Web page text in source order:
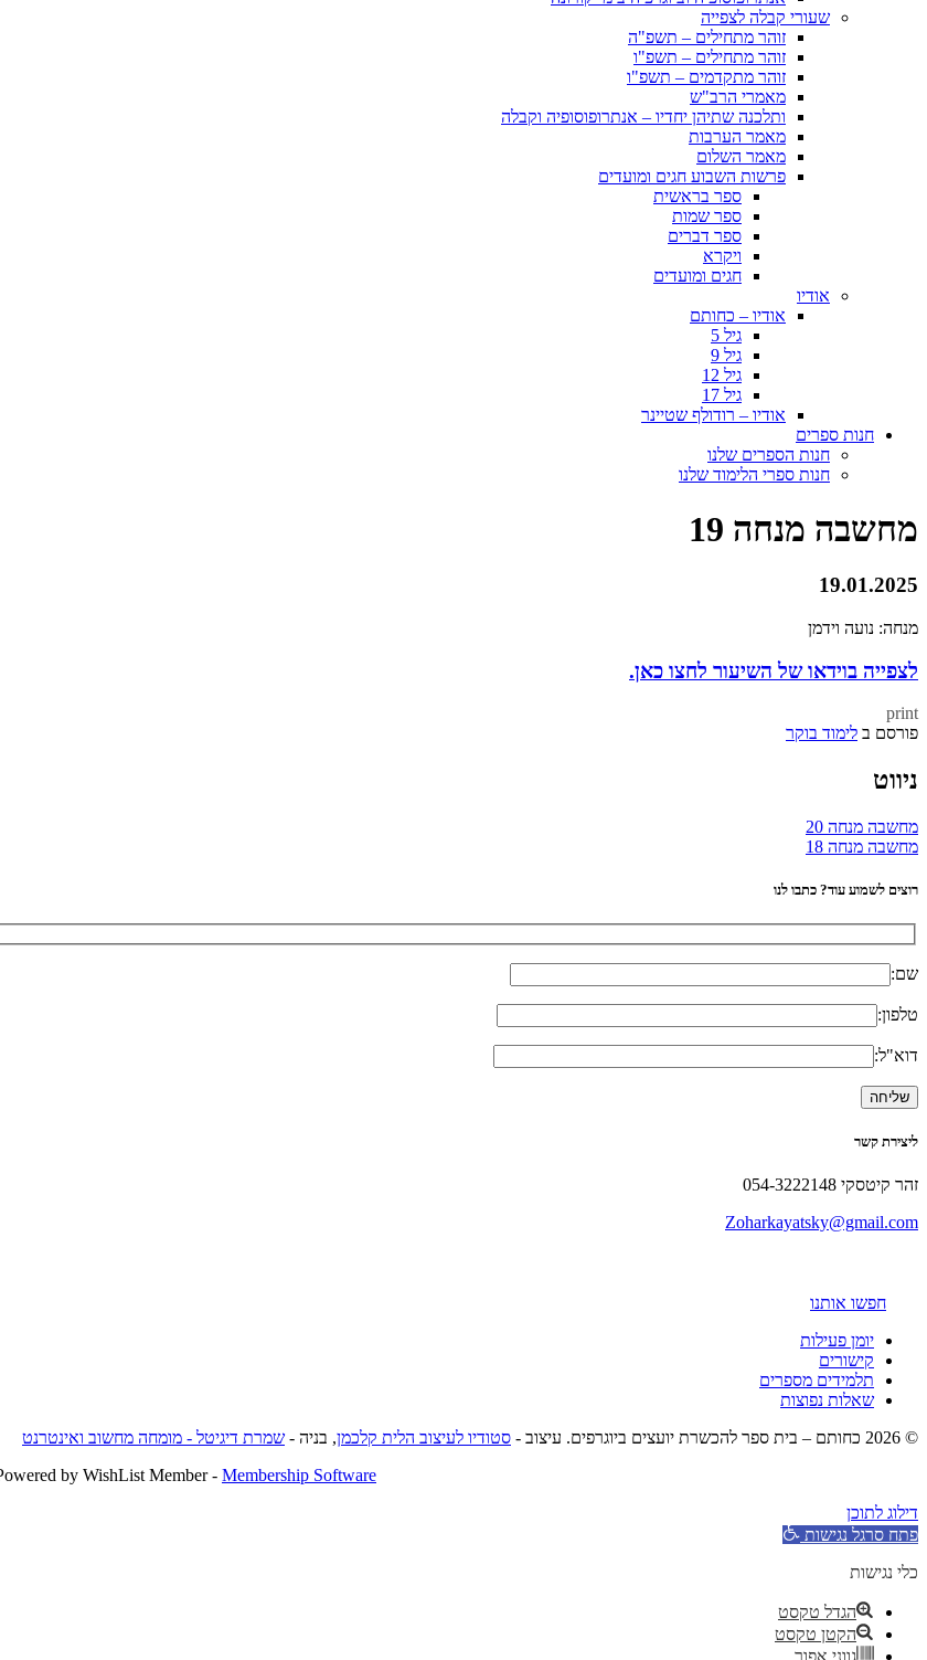
שעורי קבלה לצפייה
זוהר מתחילים – תשפ"ה
זוהר מתחילים – תשפ"ו
זוהר מתקדמים – תשפ"ו
מאמרי הרב"ש
ותלכנה שתיהן יחדיו – אנתרופוסופיה וקבלה
מאמר הערבות
מאמר השלום
פרשות השבוע חגים ומועדים
ספר בראשית
ספר שמות
ספר דברים
ויקרא
חגים ומועדים
אודיו
אודיו – כחותם
גיל 5
גיל 9
גיל 12
גיל 17
אודיו – רודולף שטיינר
חנות ספרים
חנות הספרים שלנו
חנות ספרי הלימוד שלנו
מחשבה מנחה 19
19.01.2025
מנחה: נועה וידמן
לצפייה בוידאו של השיעור לחצו כאן.
print
פורסם ב לימוד בוקר
ניווט
מחשבה מנחה 20
מחשבה מנחה 18
רוצים לשמוע עוד? כתבו לנו
שם:
טלפון:
דוא"ל:
ליצירת קשר
זהר קיטסקי 054-3222148
Zoharkayatsky@gmail.com
חפשו אותנו
יומן פעילות
קישורים
תלמידים מספרים
שאלות נפוצות
© 2026 כחותם – בית ספר להכשרת יועצים ביוגרפים. עיצוב -
סטודיו לעיצוב הלית קלכמן, בניה - שמרת דיגיטל - מומחה מחשוב ואינטרנט
by WishList Member - Membership Software
דילוג לתוכן
פתח סרגל נגישות
כלי נגישות
הגדל טקסט
הקטן טקסט